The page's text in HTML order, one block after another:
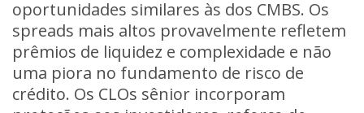
oportunidades similares às dos CMBS. Os
spreads mais altos provavelmente refletem
prêmios de liquidez e complexidade e não
uma piora no fundamento de risco de
crédito. Os CLOs sênior incorporam